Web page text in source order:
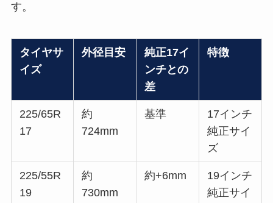
す。
タイヤサ
イズ
外径目安
純正17イ
ンチとの
差
特徴
225/65R
17
約
724mm
基準
17インチ
純正サイ
ズ
225/55R
19
約
730mm
約+6mm
19インチ
純正サイ